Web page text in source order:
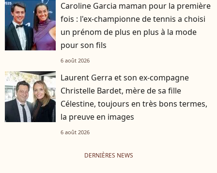
Caroline Garcia maman pour la première
fois : l'ex-championne de tennis a choisi
un prénom de plus en plus à la mode
pour son fils
6 août 2026
Laurent Gerra et son ex-compagne
Christelle Bardet, mère de sa fille
Célestine, toujours en très bons termes,
la preuve en images
6 août 2026
DERNIÈRES NEWS